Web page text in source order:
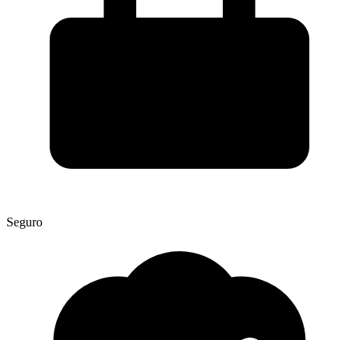
Seguro